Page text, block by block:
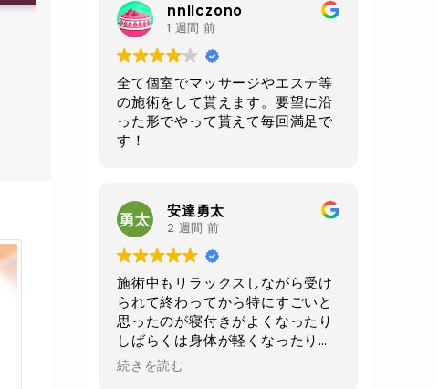
アンチエイジング トータルオイルマッサージ
(180分ロングコース）
空席確認・予約する
施術、環境、セラピストさんの対
応、
毎回いつも全てにおいて素晴らし
いの一言です
あと施術前と後にいただけるルイ
ボスティーが自分は大好きです
さんになってしまったので
クワトロでお腹周りをメインに継
続でお願いして
少しでもお腹周りがスッキリ出来
たらいいなと思います
不眠気味の時のレイキは寝てしま
うくらいすごい癒されるので
その時はまたレイキもよろしくお
願いします
nnllczono
1 週間 前
全て個室でマッサージやエステ等
の施術をして貰えます。要望に沿
った形でやって貰えて毎回満足で
す！
安達勇太
2 週間 前
施術中もリラックスしながら受け
られて終わってから特にすごいと
思ったのが寝付きがよくなったり
しばらくは身体が軽くなったり全
身の血流が良くなったのが実感で
きてとても良かったです！
続きを読む